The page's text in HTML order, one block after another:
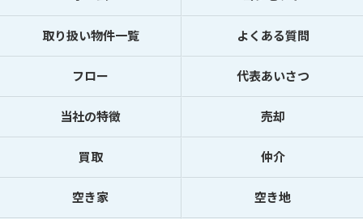
取り扱い物件一覧 よくある質問
フロー 代表あいさつ
当社の特徴 売却
買取 仲介
空き家 空き地